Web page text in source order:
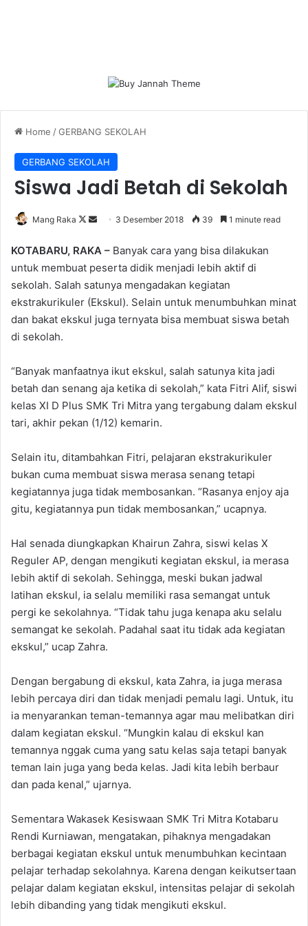
Home /GERBANG SEKOLAH
GERBANG SEKOLAH
Siswa Jadi Betah di Sekolah
Mang Raka
Follow
X
Send
email
3 Desember 2018 39 1 minute read
KOTABARU, RAKA – Banyak cara yang bisa dilakukan
untuk membuat peserta didik menjadi lebih aktif di
sekolah. Salah satunya mengadakan kegiatan
ekstrakurikuler (Ekskul). Selain untuk menumbuhkan minat
dan bakat ekskul juga ternyata bisa membuat siswa betah
di sekolah.
“Banyak manfaatnya ikut ekskul, salah satunya kita jadi
betah dan senang aja ketika di sekolah,” kata Fitri Alif, siswi
kelas XI D Plus SMK Tri Mitra yang tergabung dalam ekskul
tari, akhir pekan (1/12) kemarin.
Selain itu, ditambahkan Fitri, pelajaran ekstrakurikuler
bukan cuma membuat siswa merasa senang tetapi
kegiatannya juga tidak membosankan. “Rasanya enjoy aja
gitu, kegiatannya pun tidak membosankan,” ucapnya.
Hal senada diungkapkan Khairun Zahra, siswi kelas X
Reguler AP, dengan mengikuti kegiatan ekskul, ia merasa
lebih aktif di sekolah. Sehingga, meski bukan jadwal
latihan ekskul, ia selalu memiliki rasa semangat untuk
pergi ke sekolahnya. “Tidak tahu juga kenapa aku selalu
semangat ke sekolah. Padahal saat itu tidak ada kegiatan
ekskul,” ucap Zahra.
Dengan bergabung di ekskul, kata Zahra, ia juga merasa
lebih percaya diri dan tidak menjadi pemalu lagi. Untuk, itu
ia menyarankan teman-temannya agar mau melibatkan diri
dalam kegiatan ekskul. “Mungkin kalau di ekskul kan
temannya nggak cuma yang satu kelas saja tetapi banyak
teman lain juga yang beda kelas. Jadi kita lebih berbaur
dan pada kenal,” ujarnya.
Sementara Wakasek Kesiswaan SMK Tri Mitra Kotabaru
Rendi Kurniawan, mengatakan, pihaknya mengadakan
berbagai kegiatan ekskul untuk menumbuhkan kecintaan
pelajar terhadap sekolahnya. Karena dengan keikutsertaan
pelajar dalam kegiatan ekskul, intensitas pelajar di sekolah
lebih dibanding yang tidak mengikuti ekskul.